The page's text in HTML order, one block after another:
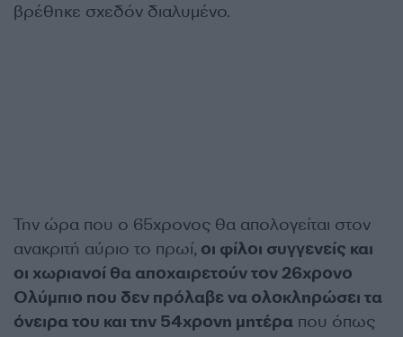
βρέθηκε σχεδόν διαλυμένο.
Την ώρα που ο 65χρονος θα απολογείται στον
ανακριτή αύριο το πρωί, οι φίλοι συγγενείς και
οι χωριανοί θα αποχαιρετούν τον 26χρονο
Ολύμπιο που δεν πρόλαβε να ολοκληρώσει τα
όνειρα του και την 54χρονη μητέρα που όπως